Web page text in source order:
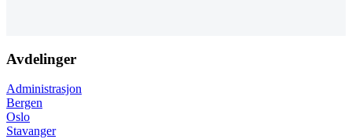
Avdelinger
Administrasjon
Bergen
Oslo
Stavanger